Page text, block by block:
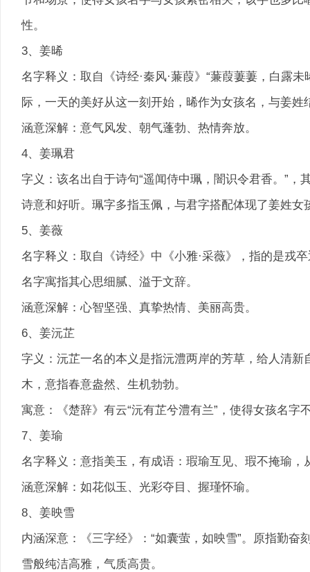
性。
3、姜晞
名字释义：取自《诗经·秦风·蒹葭》“蒹葭萋萋，白露
际，一天的美好从这一刻开始，晞作为女孩名，与姜
涵意深解：意气风发、朝气蓬勃、热情奔放。
4、姜珮君
字义：该名出自于诗句“遥闻侍中珮，闇识令君香。”
诗意和好听。珮字多指玉佩，与君字搭配体现了姜姓女
5、姜薇
名字释义：取自《诗经》中《小雅·采薇》，指的是戎
名字寓指其心思细腻、溢于文辞。
涵意深解：心智坚强、真挚热情、美丽高贵。
6、姜沅芷
字义：沅芷一名的本义是指沅澧两岸的芳草，给人清
木，意指春意盎然、生机勃勃。
寓意：《楚辞》有云“沅有芷兮澧有兰”，使得女孩名字
7、姜瑜
名字释义：意指美玉，有成语：瑕瑜互见、瑕不掩瑜
涵意深解：如花似玉、光彩夺目、握瑾怀瑜。
8、姜映雪
内涵深意：《三字经》：“如囊萤，如映雪”。原指勤
雪般纯洁高雅，气质高贵。